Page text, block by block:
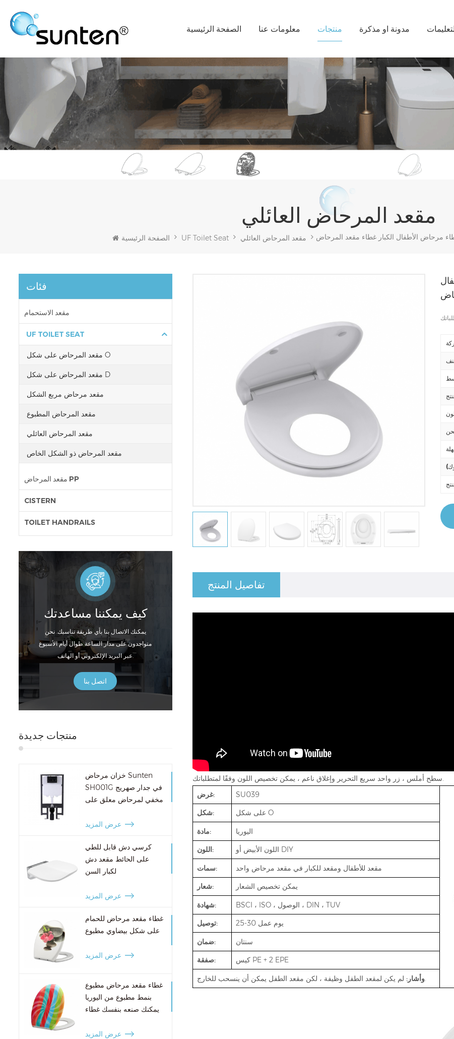
الصفحة الرئيسية معلومات عنا منتجات مدونة او مذكرة
مقعد المرحاض العائلي
الصفحة الرئيسية UF Toilet Seat مقعد المرحاض العائلي مرحاض الأطفال الكبار غطاء مقعد المرحاض
فئات
مقعد الاستحمام
UF TOILET SEAT
مقعد المرحاض على شكل O
مقعد المرحاض على شكل D
مقعد مرحاض مربع الشكل
مقعد المرحاض المطبوع
مقعد المرحاض العائلي
مقعد المرحاض ذو الشكل الخاص
مقعد المرحاض PP
CISTERN
TOILET HANDRAILS
كيف يمكننا مساعدتك
يمكنك الاتصال بنا بأي طريقة تناسبك. نحن
متواجدون على مدار الساعة طوال أيام الأسبوع
عبر البريد الإلكتروني أو الهاتف.
اتصل بنا
منتجات جديدة
خزان مرحاض Sunten
SH001G في جدار صهريج
مخفي لمرحاض معلق على
عرض المزيد
كرسي دش قابل للطي
على الحائط مقعد دش
لكبار السن
عرض المزيد
غطاء مقعد مرحاض للحمام
على شكل بيضاوي مطبوع
عرض المزيد
غطاء مقعد مرحاض مطبوع
بنمط مطبوع من اليوريا
يمكنك صنعه بنفسك غطاء
عرض المزيد
تفاصيل المنتج
سطح أملس ، زر واحد سريع التحرير وإغلاق ناعم ، يمكن تخصيص اللون وفقًا لمتطلباتك.
غرض:
SU039
شكل:
على شكل O
مادة:
اليوريا
اللون:
اللون الأبيض أو DIY
سمات:
مقعد للأطفال ومقعد للكبار في مقعد مرحاض واحد
شعار:
يمكن تخصيص الشعار
شهادة:
BSCI ، ISO ، الوصول ، DIN ، TUV
توصيل:
25-30 يوم عمل
ضمان:
سنتان
صفقة:
كيس PE + 2 EPE
وأشار:لم يكن لمقعد الطفل وظيفة ، لكن مقعد الطفل يمكن أن ينسحب للخارج.